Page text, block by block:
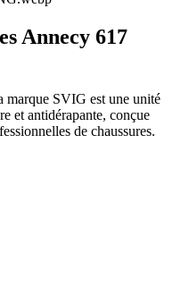
Annecy 617
marque SVIG est une unité
et antidérapante, conçue
de chaussures.